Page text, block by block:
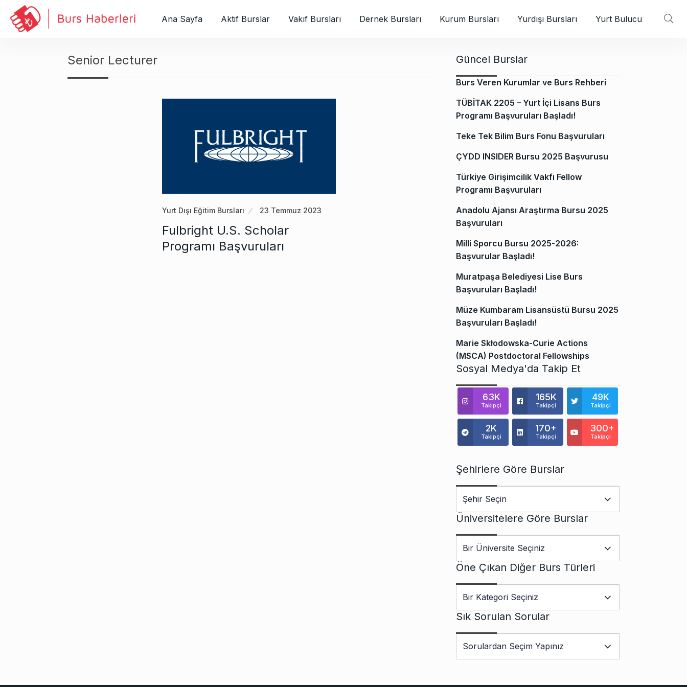
Ana Sayfa Aktif Burslar Vakıf Bursları Dernek Bursları Kurum Bursları Yurdışı Bursları Yurt Bulucu
Senior Lecturer
Yurt Dışı Eğitim Bursları 23 Temmuz 2023
Fulbright U.S. Scholar
Programı Başvuruları
Güncel Burslar
Burs Veren Kurumlar ve Burs Rehberi
TÜBİTAK 2205 – Yurt İçi Lisans Burs
Programı Başvuruları Başladı!
Teke Tek Bilim Burs Fonu Başvuruları
ÇYDD INSIDER Bursu 2025 Başvurusu
Türkiye Girişimcilik Vakfı Fellow
Programı Başvuruları
Anadolu Ajansı Araştırma Bursu 2025
Başvuruları
Milli Sporcu Bursu 2025-2026:
Başvurular Başladı!
Muratpaşa Belediyesi Lise Burs
Başvuruları Başladı!
Müze Kumbaram Lisansüstü Bursu 2025
Başvuruları Başladı!
Marie Skłodowska-Curie Actions
(MSCA) Postdoctoral Fellowships
Sosyal Medya'da Takip Et
63K
Takipçi
165K
Takipçi
49K
Takipçi
2K
Takipçi
170+
Takipçi
300+
Takipçi
Şehirlere Göre Burslar
Üniversitelere Göre Burslar
Öne Çıkan Diğer Burs Türleri
Sık Sorulan Sorular